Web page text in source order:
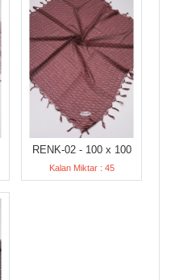
RENK-02 - 100 x 100
Kalan Miktar : 45